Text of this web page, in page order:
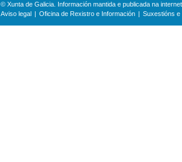
© Xunta de Galicia. Información mantida e publicada na
Aviso legal
Oficina de Rexistro e Información Suxestións e